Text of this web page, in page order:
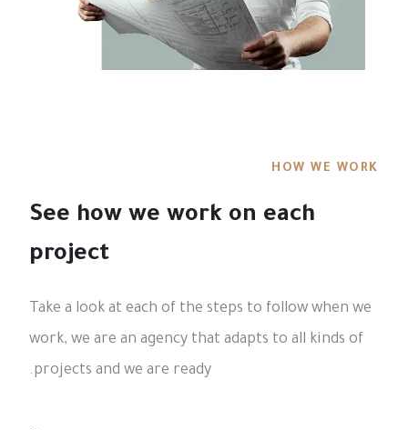
HOW WE WORK
See how we work on each
project
Take a look at each of the steps to follow when we
work, we are an agency that adapts to all kinds of
projects and we are ready.